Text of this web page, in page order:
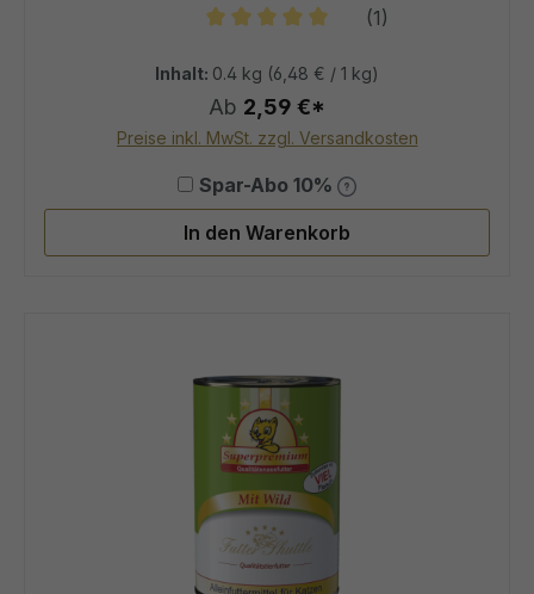
(1)
Inhalt: 0.4 kg (6,48 € / 1 kg)
Ab 2,59 €*
Preise inkl. MwSt. zzgl. Versandkosten
Spar-Abo 10%
In den Warenkorb